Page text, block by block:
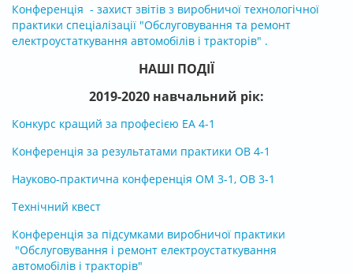
Конференція - захист звітів з виробничої технологічної
практики спеціалізації "Обслуговування та ремонт
електроустаткування автомобілів і тракторів" .
НАШІ ПОДІЇ
2019-2020 навчальний рік:
Конкурс кращий за професією ЕА 4-1
Конференція за результатами практики ОВ 4-1
Науково-практична конференція ОМ 3-1, ОВ 3-1
Технічний квест
Конференція за підсумками виробничої практики
"Обслуговування і ремонт електроустаткування
автомобілів і тракторів"